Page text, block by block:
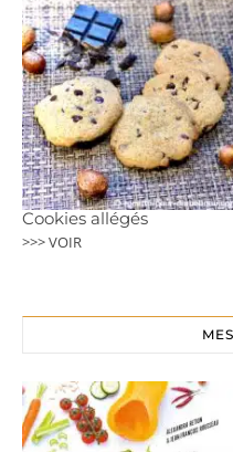
Cookies allégés
>>> VOIR